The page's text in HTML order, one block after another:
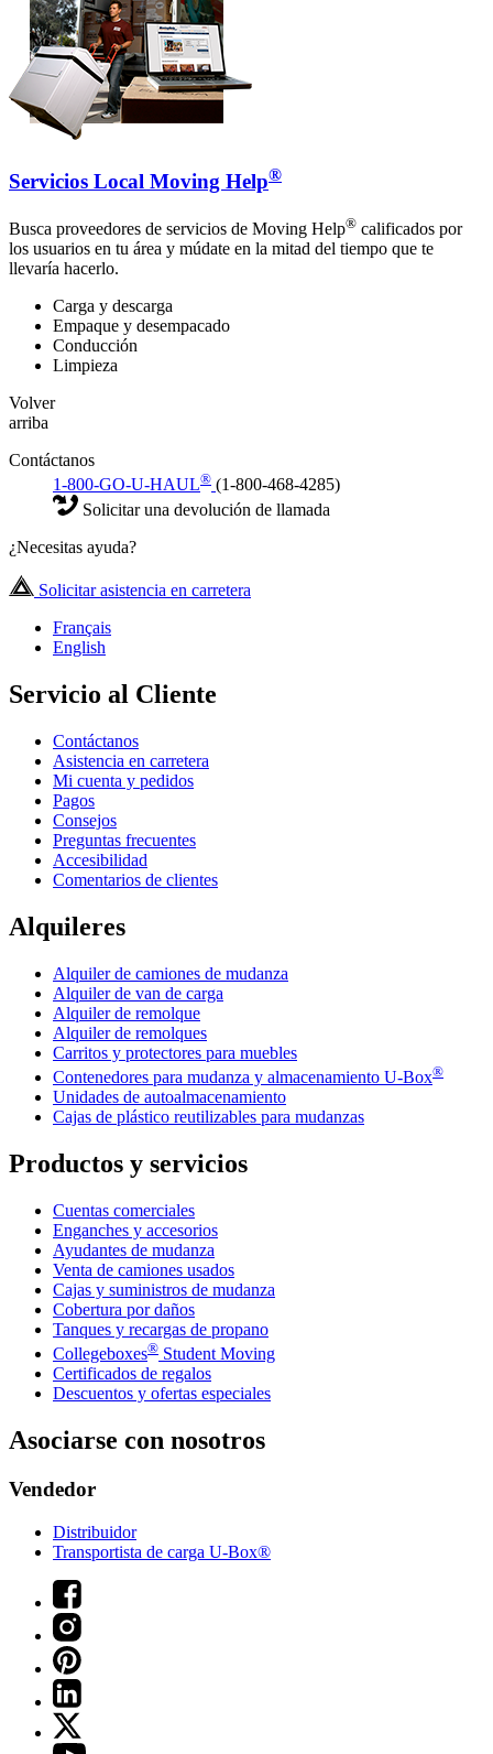
Servicios Local Moving Help®
Busca proveedores de servicios de Moving Help® calificados por
los usuarios en tu área y múdate en la mitad del tiempo que te
llevaría hacerlo.
Carga y descarga
Empaque y desempacado
Conducción
Limpieza
Volver
arriba
Contáctanos
1-800-GO-U-HAUL® (1-800-468-4285)
Solicitar una devolución de llamada
¿Necesitas ayuda?
Solicitar asistencia en carretera
Français
English
Servicio al Cliente
Contáctanos
Asistencia en carretera
Mi cuenta y pedidos
Pagos
Consejos
Preguntas frecuentes
Accesibilidad
Comentarios de clientes
Alquileres
Alquiler de camiones de mudanza
Alquiler de van de carga
Alquiler de remolque
Alquiler de remolques
Carritos y protectores para muebles
Contenedores para mudanza y almacenamiento U-Box®
Unidades de autoalmacenamiento
Cajas de plástico reutilizables para mudanzas
Productos y servicios
Cuentas comerciales
Enganches y accesorios
Ayudantes de mudanza
Venta de camiones usados
Cajas y suministros de mudanza
Cobertura por daños
Tanques y recargas de propano
Collegeboxes® Student Moving
Certificados de regalos
Descuentos y ofertas especiales
Asociarse con nosotros
Vendedor
Distribuidor
Transportista de carga U-Box®